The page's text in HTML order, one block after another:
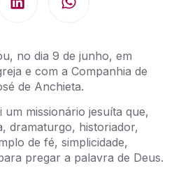
no dia 9 de junho, em
e com a Companhia de
de Anchieta.
missionário jesuíta que,
dramaturgo, historiador,
de fé, simplicidade,
pregar a palavra de Deus.